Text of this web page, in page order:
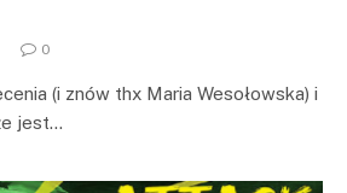
0
(i znów thx Maria Wesołowska) i
jest…